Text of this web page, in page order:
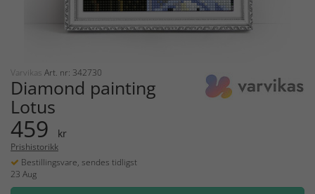
Varvikas Art. nr: 342730
Diamond painting
Lotus
459 kr
Prishistorikk
Bestillingsvare, sendes tidligst
23 Aug